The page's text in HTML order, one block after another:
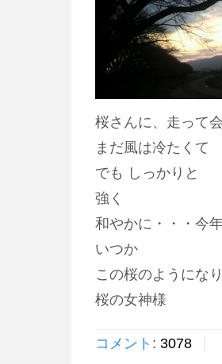
桜さんに、走って
まだ風は冷たくて
でも しっかりと
強く
和やかに・・・今
いつか
この桜のようにな
桜の女神様
コメント : 3078